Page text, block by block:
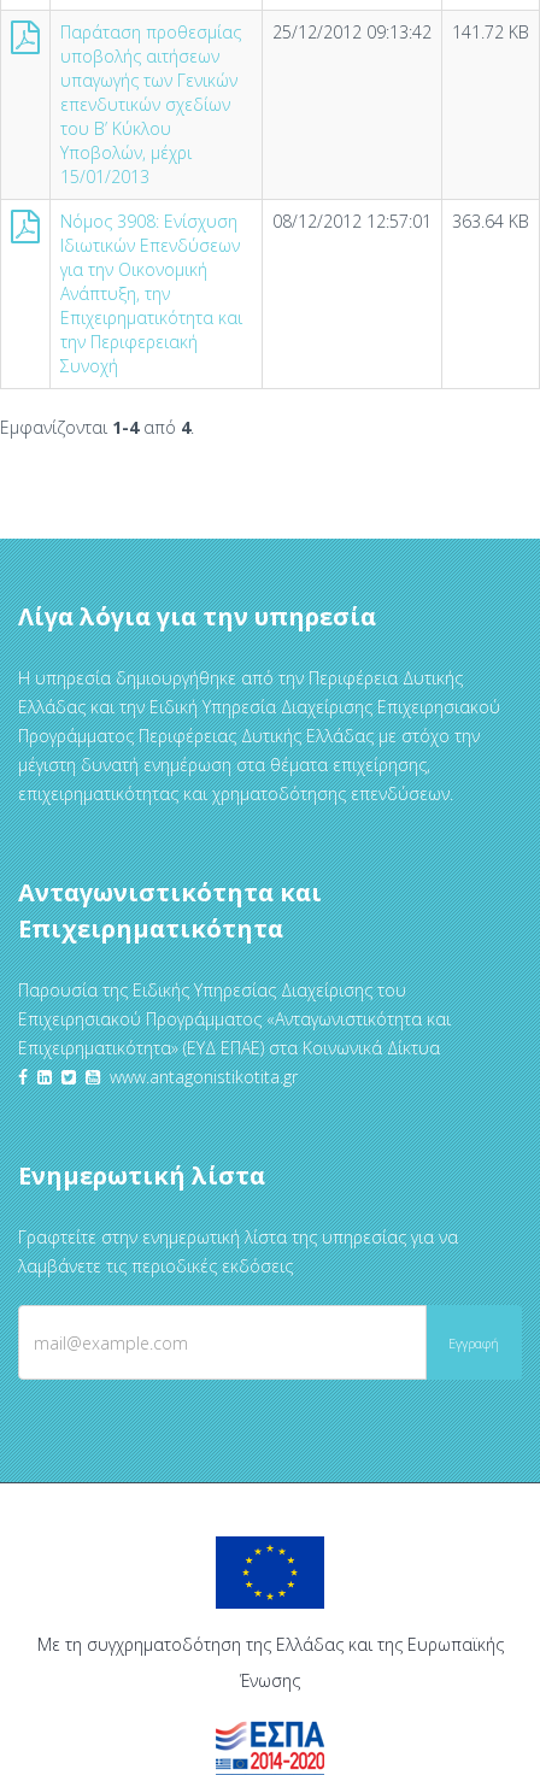
Παράταση προθεσμίας
υποβολής αιτήσεων
υπαγωγής των Γενικών
επενδυτικών σχεδίων
του Β’ Κύκλου
Υποβολών, μέχρι
15/01/2013
25/12/2012 09:13:42 141.72 KB
Νόμος 3908: Ενίσχυση
Ιδιωτικών Επενδύσεων
για την Οικονομική
Ανάπτυξη, την
Επιχειρηματικότητα και
την Περιφερειακή
Συνοχή
08/12/2012 12:57:01 363.64 KB
Εμφανίζονται 1-4από 4.
Λίγα λόγια για την υπηρεσία
Η υπηρεσία δημιουργήθηκε από την Περιφέρεια Δυτικής
Ελλάδας και την Ειδική Υπηρεσία Διαχείρισης Επιχειρησιακού
Προγράμματος Περιφέρειας Δυτικής Ελλάδας με στόχο την
μέγιστη δυνατή ενημέρωση στα θέματα επιχείρησης,
επιχειρηματικότητας και χρηματοδότησης επενδύσεων.
Ανταγωνιστικότητα και
Επιχειρηματικότητα
Παρουσία της Ειδικής Υπηρεσίας Διαχείρισης του
Επιχειρησιακού Προγράμματος «Ανταγωνιστικότητα και
Επιχειρηματικότητα» (ΕΥΔ ΕΠΑΕ) στα Κοινωνικά Δίκτυα
www.antagonistikotita.gr
Ενημερωτική λίστα
Γραφτείτε στην ενημερωτική λίστα της υπηρεσίας για να
λαμβάνετε τις περιοδικές εκδόσεις
Με τη συγχρηματοδότηση της Ελλάδας και της Ευρωπαϊκής
Ένωσης